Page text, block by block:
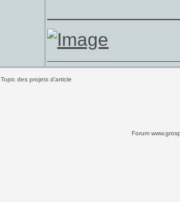
Topic des projets d'article
Forum